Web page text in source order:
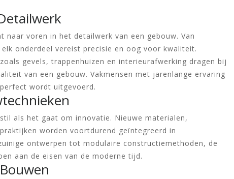
naar voren in het detailwerk van een gebouw. Van
onderdeel vereist precisie en oog voor kwaliteit.
gevels, trappenhuizen en interieurafwerking dragen bij
van een gebouw. Vakmensen met jarenlange ervaring
wordt uitgevoerd.
als het gaat om innovatie. Nieuwe materialen,
worden voortdurend geïntegreerd in
ontwerpen tot modulaire constructiemethoden, de
aan de eisen van de moderne tijd.